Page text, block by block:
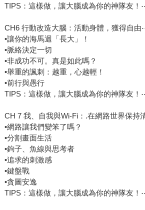
TIPS：這樣做，讓大腦成為你的神隊
CH6 行動改造大腦：活動身體，獲得
•讓你的海馬迴「長大」！
•脈絡決定一切
•非成功不可。真是如此嗎？
•舉重的諷刺：越重，心越輕！
•前行與愚行
TIPS：這樣做，讓大腦成為你的神隊
CH 7 我、自我與Wi-Fi：.在網路世界
•網路讓我們變笨了嗎？
•分割畫面生活
•鉤子、魚線與思考者
•追求的刺激感
•鍵盤戰
•貪圖安逸
TIPS：這樣做，讓大腦成為你的神隊